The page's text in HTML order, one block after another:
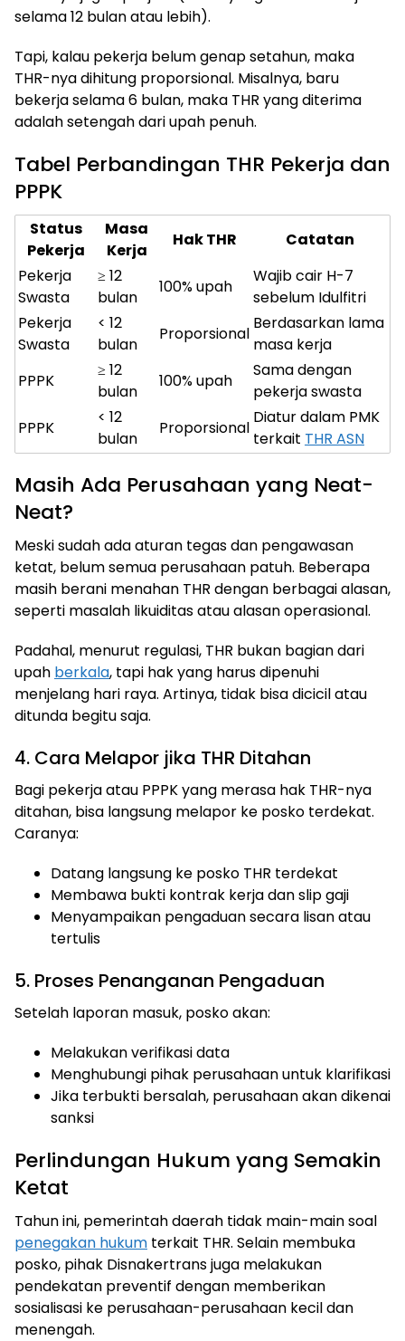
selama 12 bulan atau lebih).
Tapi, kalau pekerja belum genap setahun, maka
THR-nya dihitung proporsional. Misalnya, baru
bekerja selama 6 bulan, maka THR yang diterima
adalah setengah dari upah penuh.
Tabel Perbandingan THR Pekerja dan
PPPK
Status
Pekerja
Masa
Kerja
Hak THR
Catatan
Pekerja
Swasta
≥ 12
bulan
100% upah
Wajib cair H-7
sebelum Idulfitri
Pekerja
Swasta
< 12
bulan
Proporsional
Berdasarkan lama
masa kerja
PPPK
≥ 12
bulan
100% upah
Sama dengan
pekerja swasta
PPPK
< 12
bulan
Proporsional
Diatur dalam PMK
terkait THR ASN
Masih Ada Perusahaan yang Neat-
Neat?
Meski sudah ada aturan tegas dan pengawasan
ketat, belum semua perusahaan patuh. Beberapa
masih berani menahan THR dengan berbagai alasan,
seperti masalah likuiditas atau alasan operasional.
Padahal, menurut regulasi, THR bukan bagian dari
upah berkala, tapi hak yang harus dipenuhi
menjelang hari raya. Artinya, tidak bisa dicicil atau
ditunda begitu saja.
4. Cara Melapor jika THR Ditahan
Bagi pekerja atau PPPK yang merasa hak THR-nya
ditahan, bisa langsung melapor ke posko terdekat.
Caranya:
Datang langsung ke posko THR terdekat
Membawa bukti kontrak kerja dan slip gaji
Menyampaikan pengaduan secara lisan atau
tertulis
5. Proses Penanganan Pengaduan
Setelah laporan masuk, posko akan:
Melakukan verifikasi data
Menghubungi pihak perusahaan untuk klarifikasi
Jika terbukti bersalah, perusahaan akan dikenai
sanksi
Perlindungan Hukum yang Semakin
Ketat
Tahun ini, pemerintah daerah tidak main-main soal
penegakan hukum terkait THR. Selain membuka
posko, pihak Disnakertrans juga melakukan
pendekatan preventif dengan memberikan
sosialisasi ke perusahaan-perusahaan kecil dan
menengah.